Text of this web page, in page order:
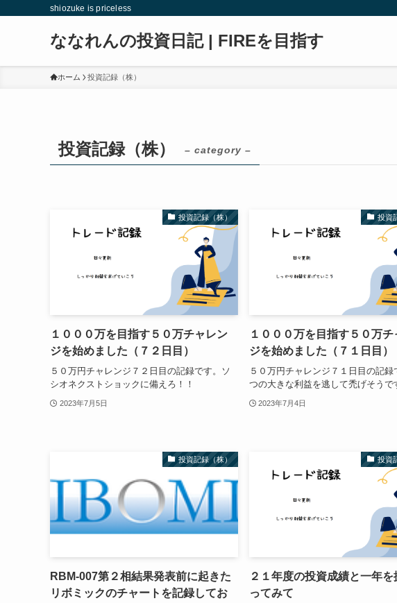
shiozuke is priceless
ななれんの投資日記 | FIREを目指す
ホーム 投資記録（株）
投資記録（株） – category –
投資記録（株）
１０００万を目指す５０万チャレン
ジを始めました（７２日目）
５０万円チャレンジ７２日目の記録です。ソ
シオネクストショックに備えろ！！
2023年7月5日
投資
１０００万を目指す５０万チ
ジを始めました（７１日目）
５０万円チャレンジ７１日目の記録
つの大きな利益を逃して禿げそうで
2023年7月4日
投資記録（株）
RBM-007第２相結果発表前に起きた
リボミックのチャートを記録してお
投資
２１年度の投資成績と一年を
ってみて